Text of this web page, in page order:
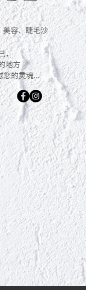
美容、睫毛沙
，
地方
您的灵魂...